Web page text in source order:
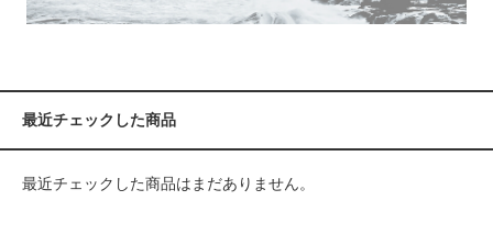
最近チェックした商品
最近チェックした商品はまだありません。